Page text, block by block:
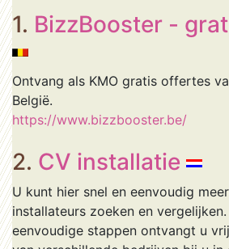
1. BizzBooster -
Ontvang als KMO gratis offertes
België.
https://www.bizzbooster.be/
2. CV installatie
U kunt hier snel en eenvoudig
installateurs zoeken en
eenvoudige stappen ontvangt u